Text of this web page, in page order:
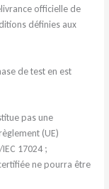
officielle de
définies aux
de test en est
pas une
(UE)
17024 ;
ne pourra être